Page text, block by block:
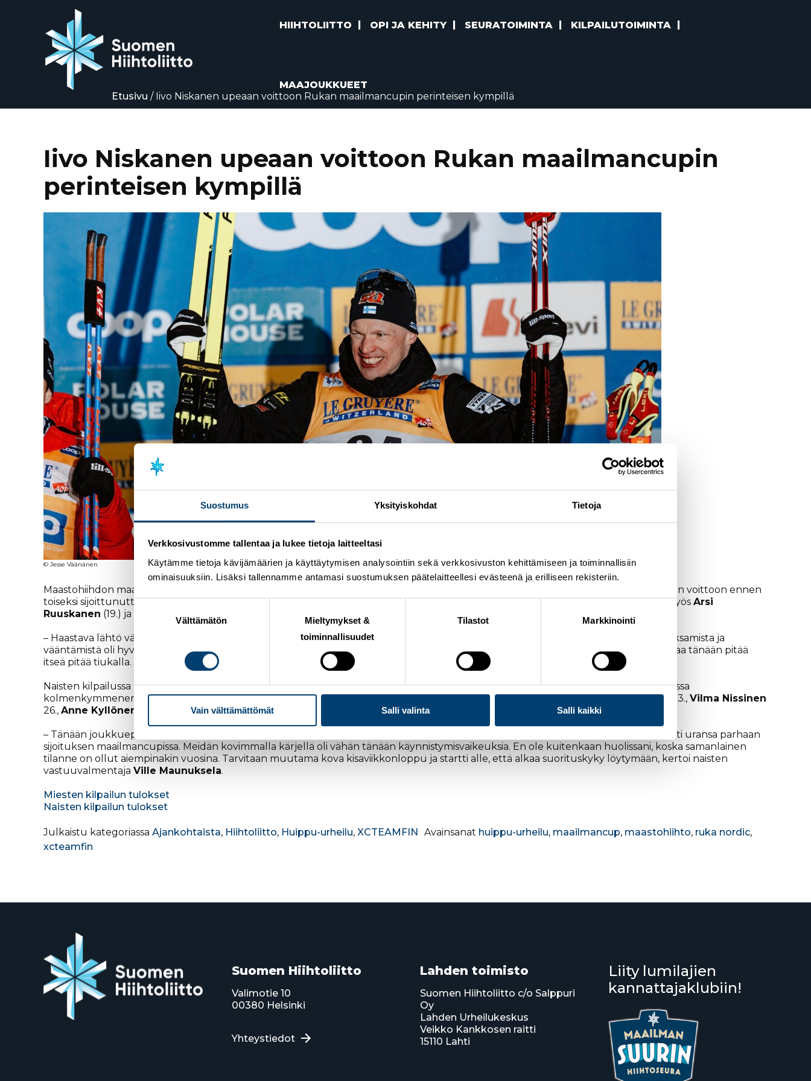
Suostumus Yksityiskohdat Tietoja
Verkkosivustomme tallentaa ja lukee tietoja laitteeltasi
Käytämme tietoja kävijämäärien ja käyttäytymisen analysointiin sekä verkkosivuston kehittämiseen ja toiminnallisiin
ominaisuuksiin. Lisäksi tallennamme antamasi suostumuksen päätelaitteellesi evästeenä ja erilliseen rekisteriin.
Suostumuksen
Välttämätön
Mieltymykset &
toiminnallisuudet
Tilastot Markkinointi
Vain välttämättömät Salli valinta Salli kaikki
HIIHTOLIITTO OPI JA KEHITY SEURATOIMINTA KILPAILUTOIMINTA
MAAJOUKKUEET
Etusivu / Iivo Niskanen upeaan voittoon Rukan maailmancupin perinteisen kympillä
Iivo Niskanen upeaan voittoon Rukan maailmancupin
perinteisen kympillä
© Jesse Väänänen
Maastohiihdon maailmancup alkoi Rukalla perinteisen kympillä. Miesten kilpailussa
tykitti vastustamattomasti kilpailun voittoon ennen
toiseksi sijoittunutta NorjanHarald Östberg Amundsenia. Voitto oli Niskaselle uran viides Rukan maailmancupissa. Suomalaisista myös Arsi
Ruuskanen (19.) ja
– Haastava lähtö vähillä kilpailuilla, mutta tiesin että on hyvä harjoituskausi takana. Kulku oli sellaista, mitä ajattelinkin sen olevan. Jaksamista ja
vääntämistä oli hyvin tänään. Onneksi tuli vähän lumisadetta, niin keli hidastui jonkun verran. Tiesin treenien perusteella, missä kohtaa tänään pitää
itseä pitää tiukalla. Mahtava yleisö ja loistava alku, josta on hyvä jatkaa eteenpäin, Niskanen summasi.
Naisten kilpailussa Krista Pärmäkoskisijoittui parhaana suomalaisena sijalle 12. Kaikkiaan kahdeksan suomalaista ylsi naisten kilpailussa
kolmenkymmenen parhaan joukkoon.Jasmi Joensuuoli päivän 15.,Kerttu Niskanen18.,Johanna Matintalo22.,Jasmin Kähärä 23., Vilma Nissinen
26., Anne Kyllönen Katri Lylynperä29. Kilpailun ylivoimaiseen voittoon hiihti Ruotsin
– Tänään joukkuepanos oli naisten kilpailussa hyvä. Kahdeksan naista kolmenkymmenen joukossa. Moni nuoremmista hiihtäjistä hiihti uransa parhaan
sijoituksen maailmancupissa. Meidän kovimmalla kärjellä oli vähän tänään käynnistymisvaikeuksia. En ole kuitenkaan huolissani, koska samanlainen
tilanne on ollut aiempinakin vuosina. Tarvitaan muutama kova kisaviikkonloppu ja startti alle, että alkaa suorituskyky löytymään, kertoi naisten
vastuuvalmentaja Ville Maunuksela.
Miesten kilpailun tulokset
Naisten kilpailun tulokset
Julkaistu kategoriassa Ajankohtaista, Hiihtoliitto, Huippu-urheilu, XCTEAMFIN Avainsanat huippu-urheilu, maailmancup, maastohiihto, ruka nordic,
xcteamfin
Suomen Hiihtoliitto
Valimotie 10
00380 Helsinki
Yhteystiedot
Lahden toimisto
Suomen Hiihtoliitto c/o Salppuri
Oy
Lahden Urheilukeskus
Veikko Kankkosen raitti
15110 Lahti
Liity lumilajien
kannattajaklubiin!